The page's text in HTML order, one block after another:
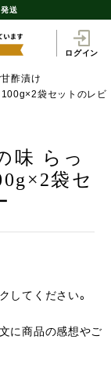
送
ログイン
酢漬け
100g×2袋セットのレビ
味 らっ
袋セ
してください。
に商品の感想やご